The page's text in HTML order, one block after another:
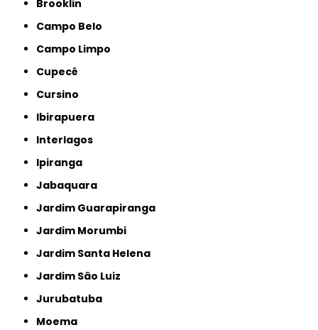
Brooklin
Campo Belo
Campo Limpo
Cupecê
Cursino
Ibirapuera
Interlagos
Ipiranga
Jabaquara
Jardim Guarapiranga
Jardim Morumbi
Jardim Santa Helena
Jardim São Luiz
Jurubatuba
Moema